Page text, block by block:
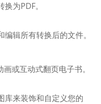
为PDF。
辑所有转换后的文件。
或互动式翻页电子书。
库来装饰和自定义您的